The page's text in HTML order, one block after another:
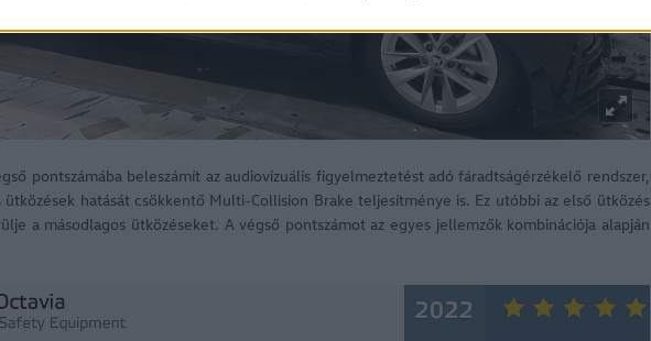
pontszámába beleszámít az audiovizuális figyelmeztetést adó fáradtságérzékelő rendszer,
ütközések hatását csökkentő Multi-Collision Brake teljesítménye is. Ez utóbbi az első ütközés
a másodlagos ütközéseket. A végső pontszámot az egyes jellemzők kombinációja alapján